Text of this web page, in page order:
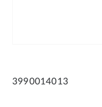
3990014013